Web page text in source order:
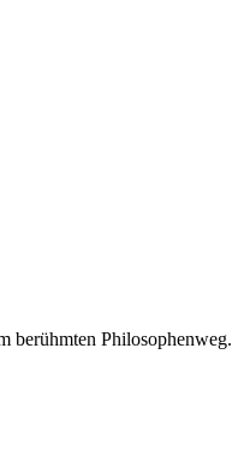
berühmten Philosophenweg.